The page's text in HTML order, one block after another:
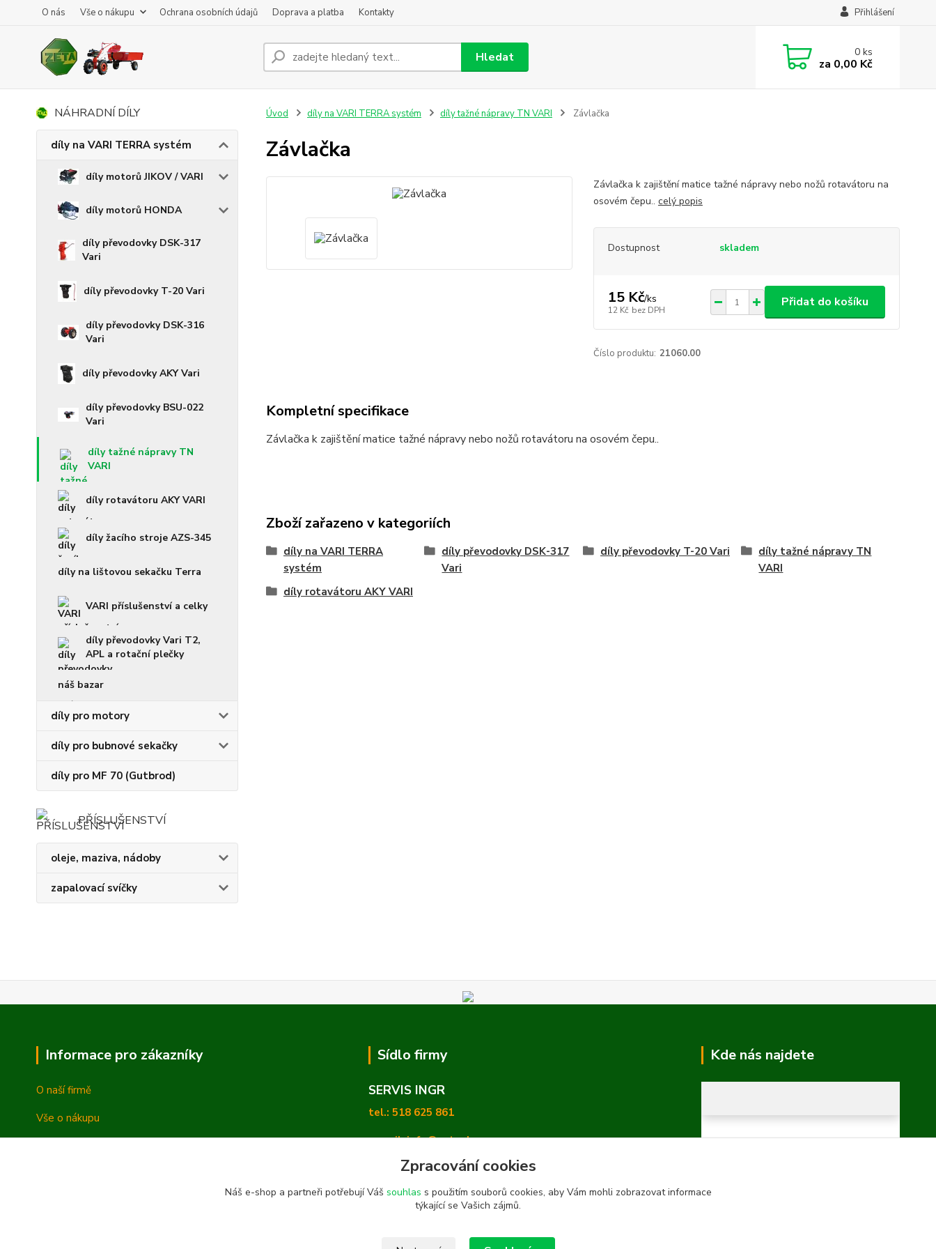
O nás Vše o nákupu Ochrana osobních údajů Doprava a platba Kontakty Přihlášení
Hledat 0ks
za 0,00 Kč
NÁHRADNÍ DÍLY
díly na VARI TERRA systém
díly motorů JIKOV / VARI
díly motorů HONDA
díly převodovky DSK-317
Vari
díly převodovky T-20 Vari
díly převodovky DSK-316
Vari
díly převodovky AKY Vari
díly převodovky BSU-022
Vari
díly tažné nápravy TN
VARI
díly rotavátoru AKY VARI
díly žacího stroje AZS-345
díly na lištovou sekačku Terra
VARI příslušenství a celky
díly převodovky Vari T2,
APL a rotační plečky
náš bazar
díly pro motory
díly pro bubnové sekačky
díly pro MF 70 (Gutbrod)
PŘÍSLUŠENSTVÍ
oleje, maziva, nádoby
zapalovací svíčky
Úvod díly na VARI TERRA systém díly tažné nápravy TN VARI Závlačka
Závlačka
Závlačka k zajištění matice tažné nápravy nebo nožů rotavátoru na
osovém čepu.. celý popis
Dostupnost skladem
15 Kč/ks
12 Kč bez DPH
Přidat do košíku
Číslo produktu: 21060.00
Kompletní specifikace
Závlačka k zajištění matice tažné nápravy nebo nožů rotavátoru na osovém čepu..
Zboží zařazeno v kategoriích
díly na VARI TERRA
systém
díly převodovky DSK-317
Vari
díly převodovky T-20 Vari
díly tažné nápravy TN
VARI
díly rotavátoru AKY VARI
Informace pro zákazníky
O naší firmě
Vše o nákupu
Sídlo firmy
SERVIS INGR
tel.: 518 625 861
e-mail: info@zetashop.cz
Mgr. Olga Hradilová, Ph. D.
Skoronice 169, Vlkoš 696 41
Kde nás najdete
Zpracování cookies
Náš e-shop a partneři potřebují Váš souhlas s použitím souborů cookies, aby Vám mohli zobrazovat informace
týkající se Vašich zájmů.